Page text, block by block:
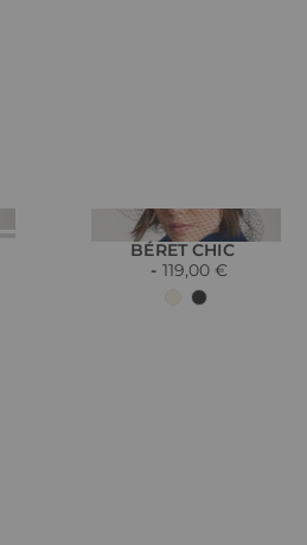
BÉRET CHIC
119,00 €